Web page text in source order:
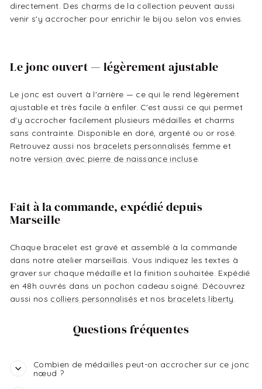
directement. Des charms de la collection peuvent aussi
venir s'y accrocher pour enrichir le bijou selon vos envies.
Le jonc ouvert — légèrement ajustable
Le jonc est ouvert à l'arrière — ce qui le rend légèrement
ajustable et très facile à enfiler. C'est aussi ce qui permet
d'y accrocher facilement plusieurs médailles et charms
sans contrainte. Disponible en doré, argenté ou or rosé.
Retrouvez aussi nos bracelets personnalisés femmeet
notreversion avec pierre de naissance incluse.
Fait à la commande, expédié depuis
Marseille
Chaque bracelet est gravé et assemblé à la commande
dans notre atelier marseillais. Vous indiquez les textes à
graver sur chaque médaille et la finition souhaitée. Expédié
en 48h ouvrés dans un pochon cadeau soigné. Découvrez
aussi nos colliers personnalisés et nos bracelets liberty
Questions fréquentes
Combien de médailles peut-on accrocher sur ce jonc
nœud ?